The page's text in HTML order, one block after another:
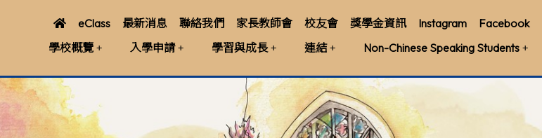
eClass 最新消息 聯絡我們 家長教師會 校友會 獎學金資訊 Instagram
Facebook
學校概覽
入學申請 學習與成長 連結 Non-Chinese Speaking Students